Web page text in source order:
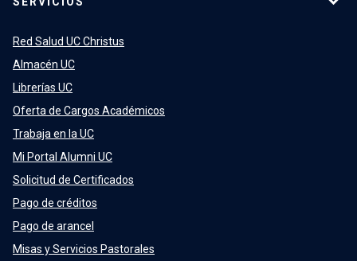
Red Salud UC Christus
Almacén UC
Librerías UC
Oferta de Cargos Académicos
Trabaja en la UC
Mi Portal Alumni UC
Solicitud de Certificados
Pago de créditos
Pago de arancel
Misas y Servicios Pastorales